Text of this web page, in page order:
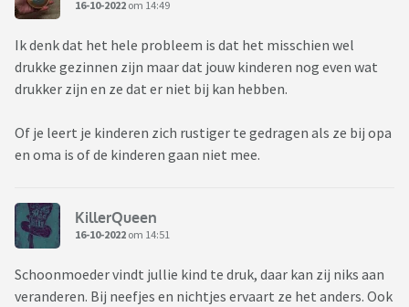
16-10-2022 om 14:49
Ik denk dat het hele probleem is dat het misschien wel
drukke gezinnen zijn maar dat jouw kinderen nog even wat
drukker zijn en ze dat er niet bij kan hebben.
Of je leert je kinderen zich rustiger te gedragen als ze bij opa
en oma is of de kinderen gaan niet mee.
KillerQueen
16-10-2022 om 14:51
Schoonmoeder vindt jullie kind te druk, daar kan zij niks aan
veranderen. Bij neefjes en nichtjes ervaart ze het anders. Ook